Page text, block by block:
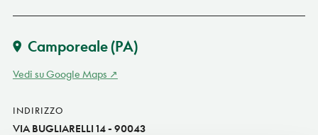
Camporeale(PA)
Vedi su Google Maps
INDIRIZZO
VIA BUGLIARELLI 14 - 90043